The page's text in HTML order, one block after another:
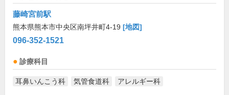
藤崎宮前駅
熊本県熊本市中央区南坪井町4-19 [地図]
096-352-1521
診療科目
耳鼻いんこう科 気管食道科 アレルギー科